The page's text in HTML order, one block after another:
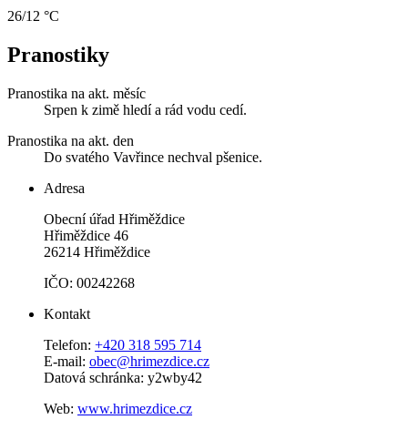
26/12 °C
Pranostiky
Pranostika na akt. měsíc
Srpen k zimě hledí a rád vodu cedí.
Pranostika na akt. den
Do svatého Vavřince nechval pšenice.
Adresa
Obecní úřad Hřiměždice
Hřiměždice 46
26214 Hřiměždice
IČO: 00242268
Kontakt
Telefon: +420 318 595 714
E-mail: obec@hrimezdice.cz
Datová schránka: y2wby42
Web: www.hrimezdice.cz